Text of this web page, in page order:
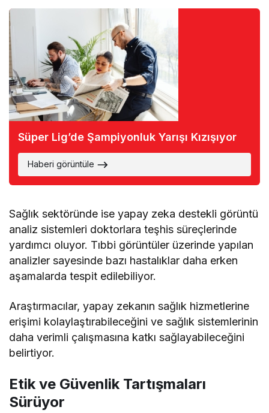
Süper Lig’de Şampiyonluk Yarışı Kızışıyor
Haberi görüntüle
Sağlık sektöründe ise yapay zeka destekli görüntü
analiz sistemleri doktorlara teşhis süreçlerinde
yardımcı oluyor. Tıbbi görüntüler üzerinde yapılan
analizler sayesinde bazı hastalıklar daha erken
aşamalarda tespit edilebiliyor.
Araştırmacılar, yapay zekanın sağlık hizmetlerine
erişimi kolaylaştırabileceğini ve sağlık sistemlerinin
daha verimli çalışmasına katkı sağlayabileceğini
belirtiyor.
Etik ve Güvenlik Tartışmaları
Sürüyor